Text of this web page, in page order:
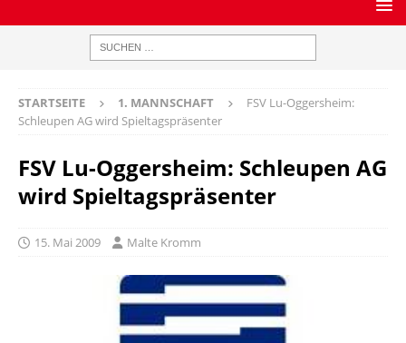
STARTSEITE 1. MANNSCHAFT
FSV Lu-Oggersheim:
Schleupen AG wird Spieltagspräsenter
FSV Lu-Oggersheim: Schleupen AG
wird Spieltagspräsenter
15. Mai 2009 Malte Kromm